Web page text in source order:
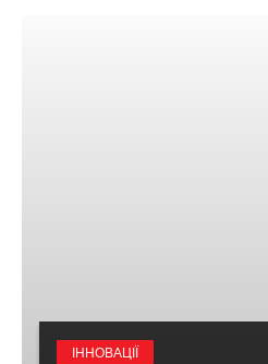
ІННОВАЦІЇ